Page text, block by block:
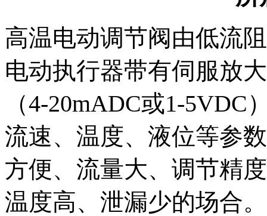
高温电动调节阀由低流
电动执行器带有伺服放
（4-20mADC或1-
流速、温度、液位等参
方便、流量大、调节精
温度高、泄漏少的场合。